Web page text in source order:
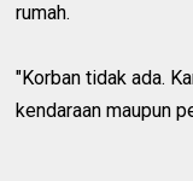
rumah.
"Korban tidak ada.
kendaraan maupun